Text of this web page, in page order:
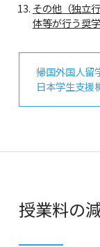
その他（独立
体等が行う奨学
帰国外国人留
日本学生支援
授業料の